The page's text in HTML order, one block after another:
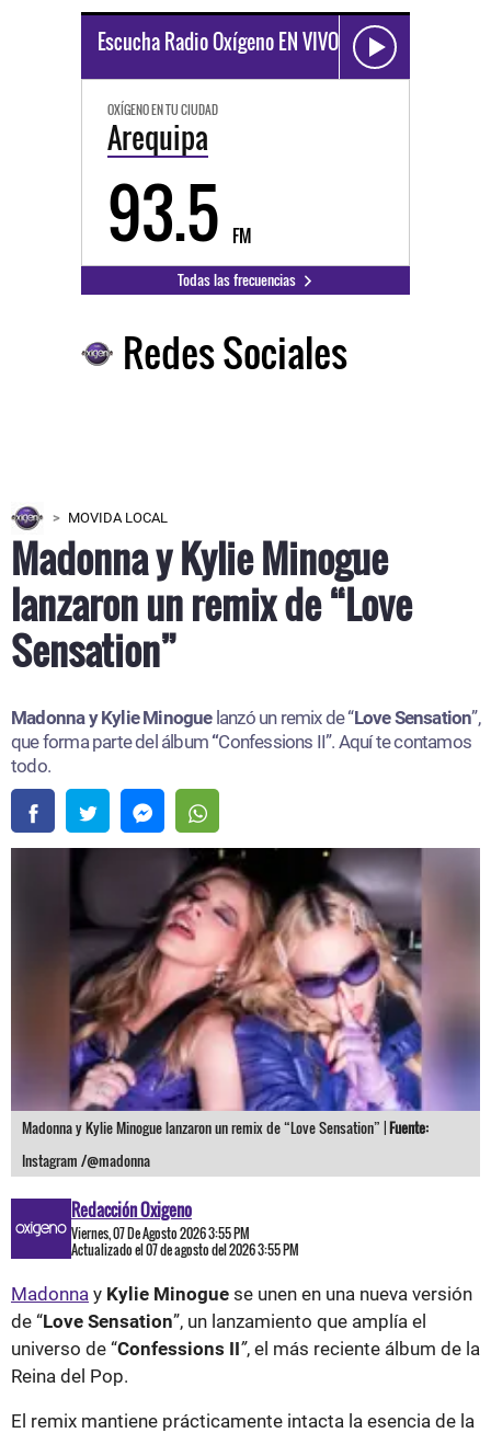
Escucha Radio Oxígeno EN VIVO
OXÍGENO EN TU CIUDAD
Arequipa
93.5 FM
Todas las frecuencias
Redes Sociales
MOVIDA LOCAL
Madonna y Kylie Minogue
lanzaron un remix de “Love
Sensation”
Madonna y Kylie Minogue lanzó un remix de “Love Sensation”,
que forma parte del álbum “Confessions II”. Aquí te contamos
todo.
Madonna y Kylie Minogue lanzaron un remix de “Love Sensation” |Fuente:
Instagram /@madonna
Redacción Oxigeno
Viernes, 07 De Agosto 2026 3:55 PM
Actualizado el 07 de agosto del 2026 3:55 PM
Madonna y Kylie Minogue se unen en una nueva versión
de “Love Sensation”, un lanzamiento que amplía el
universo de “Confessions II”, el más reciente álbum de la
Reina del Pop.
El remix mantiene prácticamente intacta la esencia de la